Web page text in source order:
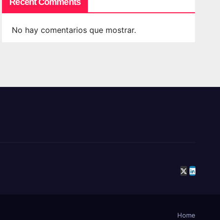
Recent Comments
No hay comentarios que mostrar.
Home